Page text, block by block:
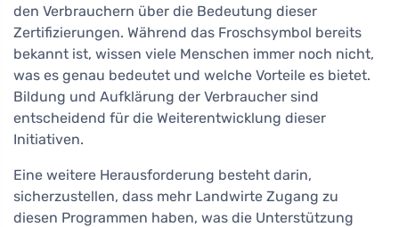
den Verbrauchern über die Bedeutung dieser
Zertifizierungen. Während das Froschsymbol bereits
bekannt ist, wissen viele Menschen immer noch nicht,
was es genau bedeutet und welche Vorteile es bietet.
Bildung und Aufklärung der Verbraucher sind
entscheidend für die Weiterentwicklung dieser
Initiativen.
Eine weitere Herausforderung besteht darin,
sicherzustellen, dass mehr Landwirte Zugang zu
diesen Programmen haben, was die Unterstützung